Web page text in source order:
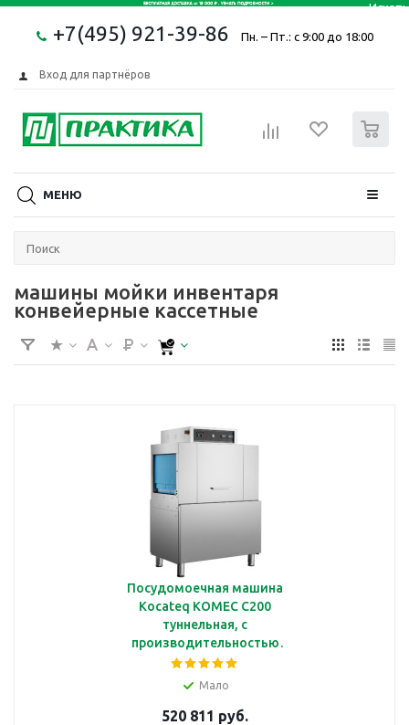
+7(495) 921-39-86 Пн. – Пт.: с 9:00 до 18:00
Вход для партнёров
МЕНЮ
машины мойки инвентаря
конвейерные кассетные
Посудомоечная машина
Kocateq KOMEC C200
туннельная, с
производительностью
до 200 кассет/ч
Мало
520 811 руб.